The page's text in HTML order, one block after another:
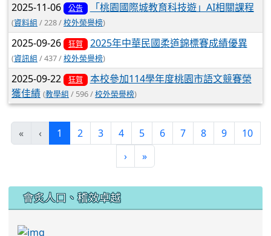
2025-11-06 公告 「桃園國際城教育科技遊」AI相關課程
(資料組 / 228 /校外榮譽榜)
2025-09-26 狂賀 2025年中華民國柔道錦標賽成績優異
(資訊組 / 437 /校外榮譽榜)
2025-09-22 狂賀
本校參加114學年度桃園市語文競賽榮
獲佳績 (教學組 / 596 /校外榮譽榜)
« ‹ 1 (current)
2 3 4 5 6 7 8 9
10
›
»
會炙人口、稽效卓越